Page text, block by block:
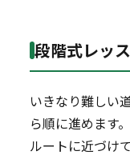
段階式レッ
いきなり難しい
ら順に進めます
ルートに近づけ